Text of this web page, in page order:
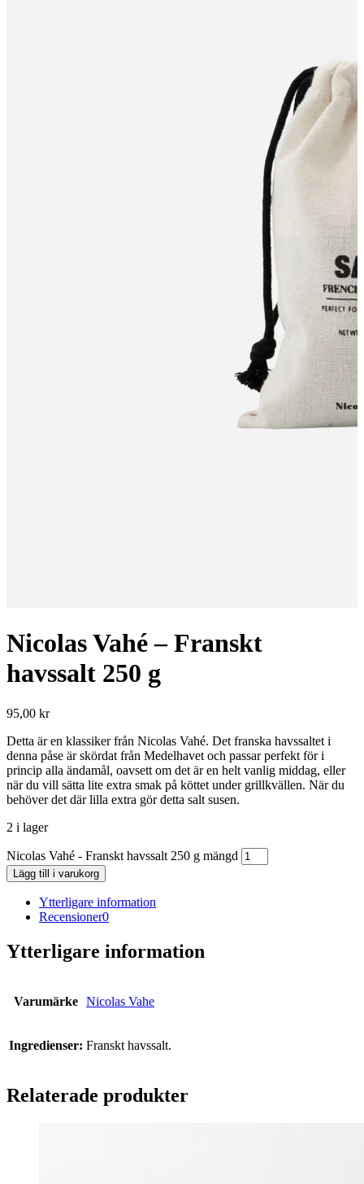
Nicolas Vahé – Franskt
havssalt 250 g
95,00 kr
Detta är en klassiker från Nicolas Vahé. Det franska havssaltet i
denna påse är skördat från Medelhavet och passar perfekt för i
princip alla ändamål, oavsett om det är en helt vanlig middag, eller
när du vill sätta lite extra smak på köttet under grillkvällen. När du
behöver det där lilla extra gör detta salt susen.
2 i lager
Nicolas Vahé - Franskt havssalt 250 g mängd
Lägg till i varukorg
Ytterligare information
Recensioner0
Ytterligare information
Varumärke Nicolas Vahe
Ingredienser: Franskt havssalt.
Relaterade produkter